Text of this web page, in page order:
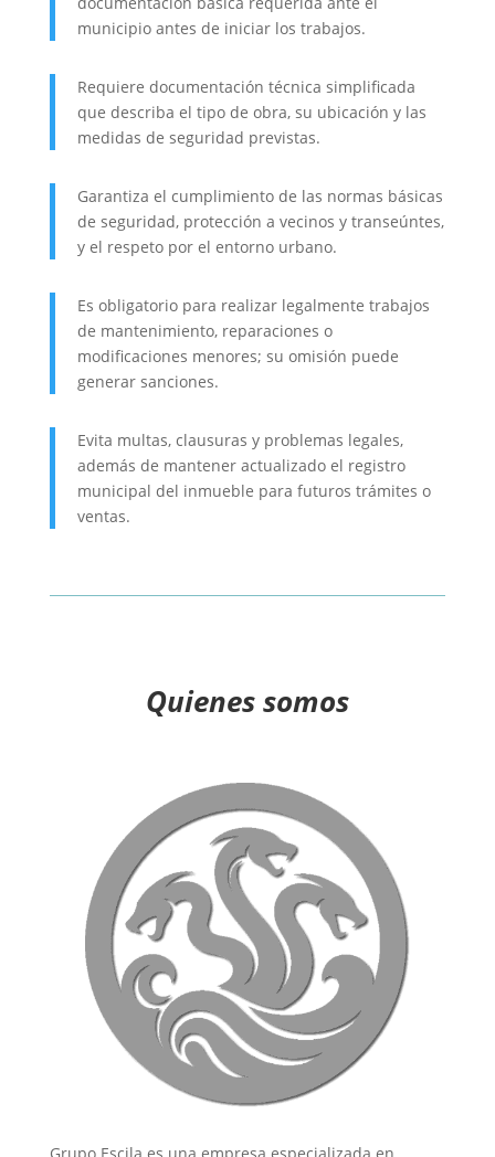
municipio antes de iniciar los trabajos.
Requiere documentación técnica simplificada
que describa el tipo de obra, su ubicación y las
medidas de seguridad previstas.
Garantiza el cumplimiento de las normas básicas
de seguridad, protección a vecinos y transeúntes,
y el respeto por el entorno urbano.
Es obligatorio para realizar legalmente trabajos
de mantenimiento, reparaciones o
modificaciones menores; su omisión puede
generar sanciones.
Evita multas, clausuras y problemas legales,
además de mantener actualizado el registro
municipal del inmueble para futuros trámites o
ventas.
Quienes somos